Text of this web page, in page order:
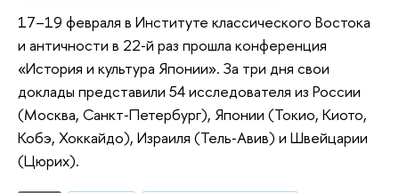
17–19 февраля в Институте классического Востока
и античности в 22‑й раз прошла конференция
«История и культура Японии». За три дня свои
доклады представили 54 исследователя из России
(Москва, Санкт‑Петербург), Японии (Токио, Киото,
Кобэ, Хоккайдо), Израиля (Тель‑Авив) и Швейцарии
(Цюрих).